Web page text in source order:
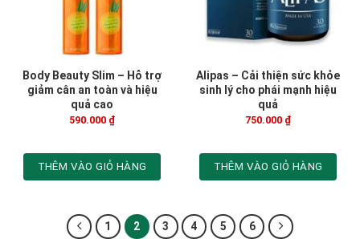
Body Beauty Slim – Hỗ trợ
giảm cân an toàn và hiệu
quả cao
590.000 ₫
THÊM VÀO GIỎ HÀNG
Alipas – Cải thiện sức khỏe
sinh lý cho phái mạnh hiệu
quả
750.000 ₫
THÊM VÀO GIỎ HÀNG
1 2 3 4 5 6